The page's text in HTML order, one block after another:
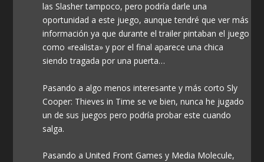
las Slasher tampoco, pero podría darle una
oportunidad a este juego, aunque tendré que ver más
información ya que durante el trailer pintaban el juego
como «realista» y por el final aparece una chica
siendo tragada por una puerta…
Pasando a algo menos interesante y más corto Sly
Cooper: Thieves in Time se ve bien, nunca he jugado
un de sus juegos pero podría probar este cuando
salga.
Pasando a United Front Games y Media Molecule,